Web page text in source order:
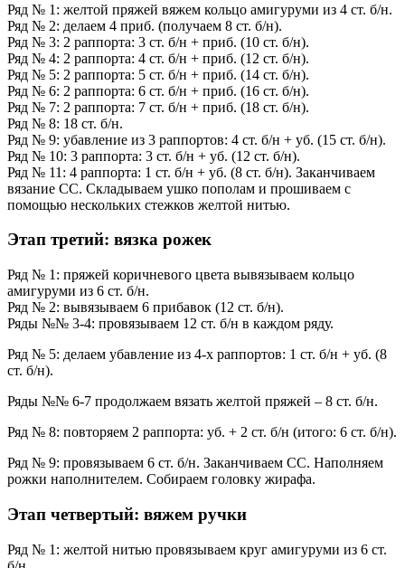
Ряд № 1: желтой пряжей вяжем кольцо амигуруми из 4 ст. б/н.
Ряд № 2: делаем 4 приб. (получаем 8 ст. б/н).
Ряд № 3: 2 раппорта: 3 ст. б/н + приб. (10 ст. б/н).
Ряд № 4: 2 раппорта: 4 ст. б/н + приб. (12 ст. б/н).
Ряд № 5: 2 раппорта: 5 ст. б/н + приб. (14 ст. б/н).
Ряд № 6: 2 раппорта: 6 ст. б/н + приб. (16 ст. б/н).
Ряд № 7: 2 раппорта: 7 ст. б/н + приб. (18 ст. б/н).
Ряд № 8: 18 ст. б/н.
Ряд № 9: убавление из 3 раппортов: 4 ст. б/н + уб. (15 ст. б/н).
Ряд № 10: 3 раппорта: 3 ст. б/н + уб. (12 ст. б/н).
Ряд № 11: 4 раппорта: 1 ст. б/н + уб. (8 ст. б/н). Заканчиваем
вязание СС. Складываем ушко пополам и прошиваем с
помощью нескольких стежков желтой нитью.
Этап третий: вязка рожек
Ряд № 1: пряжей коричневого цвета вывязываем кольцо
амигуруми из 6 ст. б/н.
Ряд № 2: вывязываем 6 прибавок (12 ст. б/н).
Ряды №№ 3-4: провязываем 12 ст. б/н в каждом ряду.
Ряд № 5: делаем убавление из 4-х раппортов: 1 ст. б/н + уб. (8
ст. б/н).
Ряды №№ 6-7 продолжаем вязать желтой пряжей – 8 ст. б/н.
Ряд № 8: повторяем 2 раппорта: уб. + 2 ст. б/н (итого: 6 ст. б/н).
Ряд № 9: провязываем 6 ст. б/н. Заканчиваем СС. Наполняем
рожки наполнителем. Собираем головку жирафа.
Этап четвертый: вяжем ручки
Ряд № 1: желтой нитью провязываем круг амигуруми из 6 ст.